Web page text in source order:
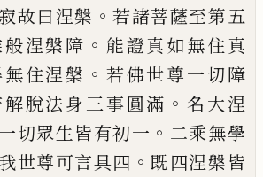
故曰涅槃 。若諸菩薩至第五
涅槃障 。 能證真如無住真
無住涅槃 。 若佛世尊一切障
脫法身三事圓滿 。 名大涅
切眾生皆有初一 。 二乘無學
世尊可言具四 。 既四涅槃皆